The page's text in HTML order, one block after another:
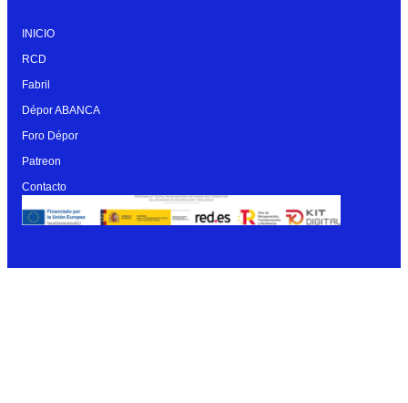
INICIO
RCD
Fabril
Dépor ABANCA
Foro Dépor
Patreon
Contacto